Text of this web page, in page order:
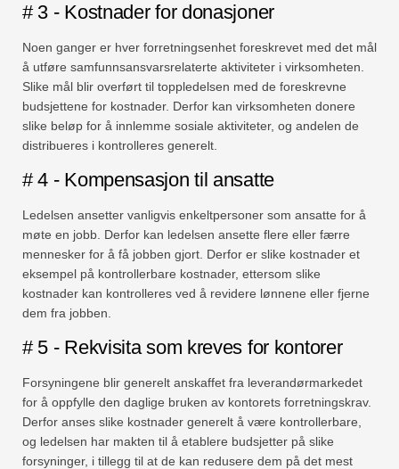
# 3 - Kostnader for donasjoner
Noen ganger er hver forretningsenhet foreskrevet med det mål
å utføre samfunnsansvarsrelaterte aktiviteter i virksomheten.
Slike mål blir overført til toppledelsen med de foreskrevne
budsjettene for kostnader. Derfor kan virksomheten donere
slike beløp for å innlemme sosiale aktiviteter, og andelen de
distribueres i kontrolleres generelt.
# 4 - Kompensasjon til ansatte
Ledelsen ansetter vanligvis enkeltpersoner som ansatte for å
møte en jobb. Derfor kan ledelsen ansette flere eller færre
mennesker for å få jobben gjort. Derfor er slike kostnader et
eksempel på kontrollerbare kostnader, ettersom slike
kostnader kan kontrolleres ved å revidere lønnene eller fjerne
dem fra jobben.
# 5 - Rekvisita som kreves for kontorer
Forsyningene blir generelt anskaffet fra leverandørmarkedet
for å oppfylle den daglige bruken av kontorets forretningskrav.
Derfor anses slike kostnader generelt å være kontrollerbare,
og ledelsen har makten til å etablere budsjetter på slike
forsyninger, i tillegg til at de kan redusere dem på det mest